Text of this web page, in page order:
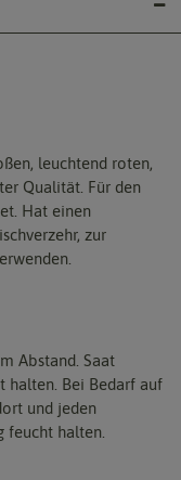
leuchtend roten,
Qualität. Für den
Hat einen
zur
Abstand. Saat
halten. Bei Bedarf auf
und jeden
feucht halten.